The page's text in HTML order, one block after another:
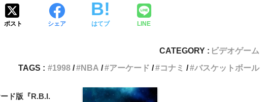
ポスト シェア はてブ LINE
CATEGORY : ビデオゲーム
TAGS :
1998 NBA アーケード コナミ バスケットボール
ド版『R.B.I.
星のカービィ Wii』
版『星のカービィ 20周年スペ
『エメラルディア』がPS4と